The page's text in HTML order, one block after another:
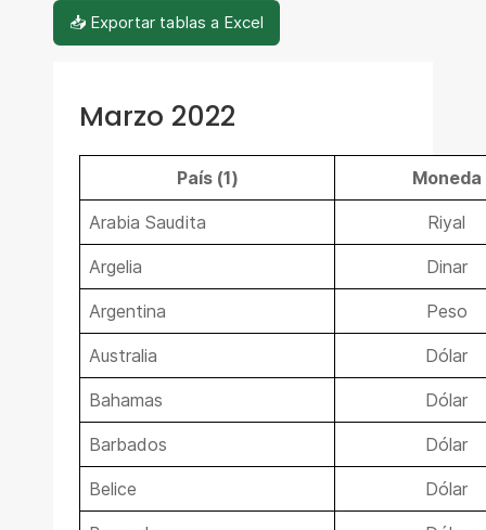
📥 Exportar tablas a Excel
Marzo 2022
País (1) Moneda
Arabia Saudita Riyal
Argelia Dinar
Argentina Peso
Australia Dólar
Bahamas Dólar
Barbados Dólar
Belice Dólar